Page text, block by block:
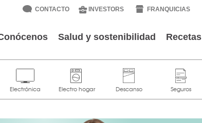
CONTACTO INVESTORS FRANQUICIAS
Salud y sostenibilidad Recetas